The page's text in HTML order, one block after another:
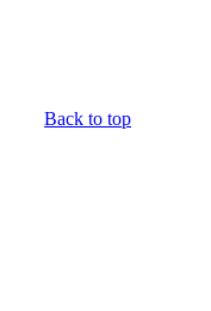
Back to top